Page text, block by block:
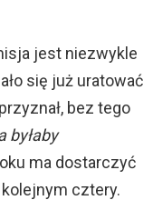
jest niezwykle
się już uratować
bez tego
byłaby
ma dostarczyć
cztery.